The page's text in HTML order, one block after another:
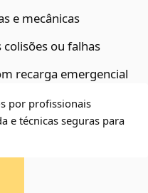
e mecânicas
ou falhas
recarga emergencial
por profissionais
e técnicas seguras para